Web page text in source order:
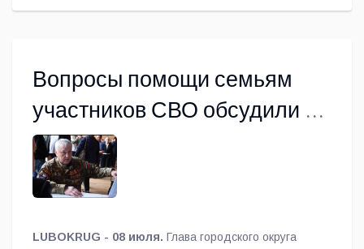
Вопросы помощи семьям
участников СВО обсудили на
выездной встрече в Летнем
театре
LUBOKRUG - 08 июля. Глава городского округа